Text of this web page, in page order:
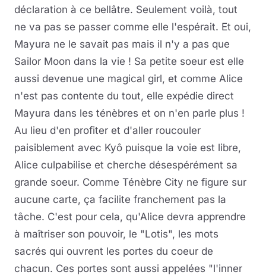
déclaration à ce bellâtre. Seulement voilà, tout
ne va pas se passer comme elle l'espérait. Et oui,
Mayura ne le savait pas mais il n'y a pas que
Sailor Moon dans la vie ! Sa petite soeur est elle
aussi devenue une magical girl, et comme Alice
n'est pas contente du tout, elle expédie direct
Mayura dans les ténèbres et on n'en parle plus !
Au lieu d'en profiter et d'aller roucouler
paisiblement avec Kyô puisque la voie est libre,
Alice culpabilise et cherche désespérément sa
grande soeur. Comme Ténèbre City ne figure sur
aucune carte, ça facilite franchement pas la
tâche. C'est pour cela, qu'Alice devra apprendre
à maîtriser son pouvoir, le "Lotis", les mots
sacrés qui ouvrent les portes du coeur de
chacun. Ces portes sont aussi appelées "l'inner